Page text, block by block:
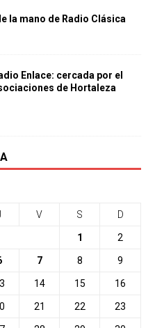
la mano de Radio Clásica
Enlace: cercada por el
de Hortaleza
V S D
1 2
7 8 9
14 15 16
21 22 23